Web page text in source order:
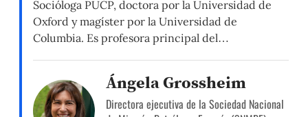
Socióloga PUCP, doctora por la Universidad de
Oxford y magíster por la Universidad de
Columbia. Es profesora principal del
Sociología, de la PUCP, donde también se
desempeña como directora del Doctorado en
Sociología y como investigadora del Grupo de
Ángela Grossheim
Directora ejecutiva de la Sociedad Nacional